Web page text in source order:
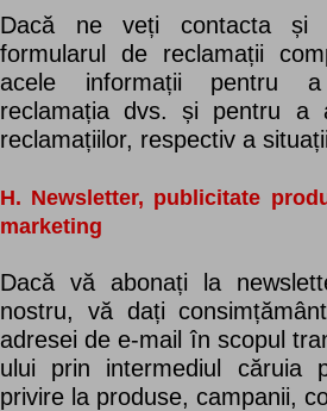
Dacă ne veți contacta și
formularul de reclamații
acele informații pentru
reclamația dvs. și pentru a
reclamațiilor, respectiv a
H. Newsletter, publicitate
marketing
Dacă vă abonați la
nostru, vă dați
adresei de e-mail în scopul
ului prin intermediul căruia
privire la produse, campanii,